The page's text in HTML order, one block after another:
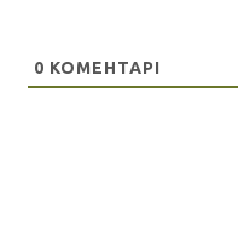
0 КОМЕНТАРІ